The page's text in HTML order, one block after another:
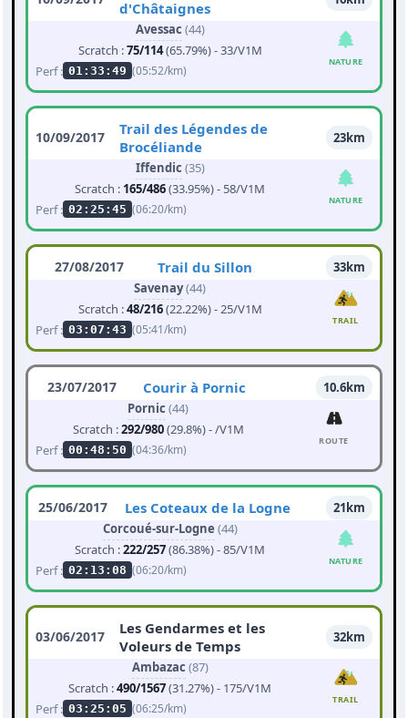
d'Châtaignes
Avessac (44)
Scratch :75/114(65.79%) - 33/V1M
Perf : 01:33:49 (05:52/km)
NATURE
10/09/2017
Trail des Légendes de
Brocéliande
23km
Iffendic (35)
Scratch : 165/486(33.95%) - 58/V1M
Perf : 02:25:45 (06:20/km)
NATURE
27/08/2017 Trail du Sillon
33km
Savenay(44)
Scratch :48/216(22.22%) - 25/V1M
Perf : 03:07:43 (05:41/km)
TRAIL
23/07/2017 Courir à Pornic
10.6km
Pornic (44)
Scratch :292/980(29.8%) - /V1M
Perf : 00:48:50 (04:36/km)
ROUTE
25/06/2017 Les Coteaux de la Logne
21km
Corcoué-sur-Logne (44)
Scratch :222/257(86.38%) - 85/V1M
Perf : 02:13:08 (06:20/km)
NATURE
03/06/2017
Les Gendarmes et les
Voleurs de Temps
32km
Ambazac (87)
Scratch :490/1567(31.27%) - 175/V1M
Perf : 03:25:05 (06:25/km)
TRAIL